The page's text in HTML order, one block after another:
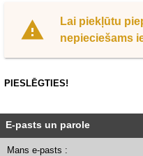
Lai piekļūtu
nepieciešams
PIESLĒGTIES!
E-pasts un parole
Mans e-pasts :